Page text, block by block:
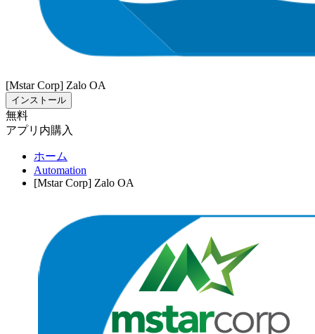
[Mstar Corp] Zalo OA
インストール
無料
アプリ内購入
ホーム
Automation
[Mstar Corp] Zalo OA